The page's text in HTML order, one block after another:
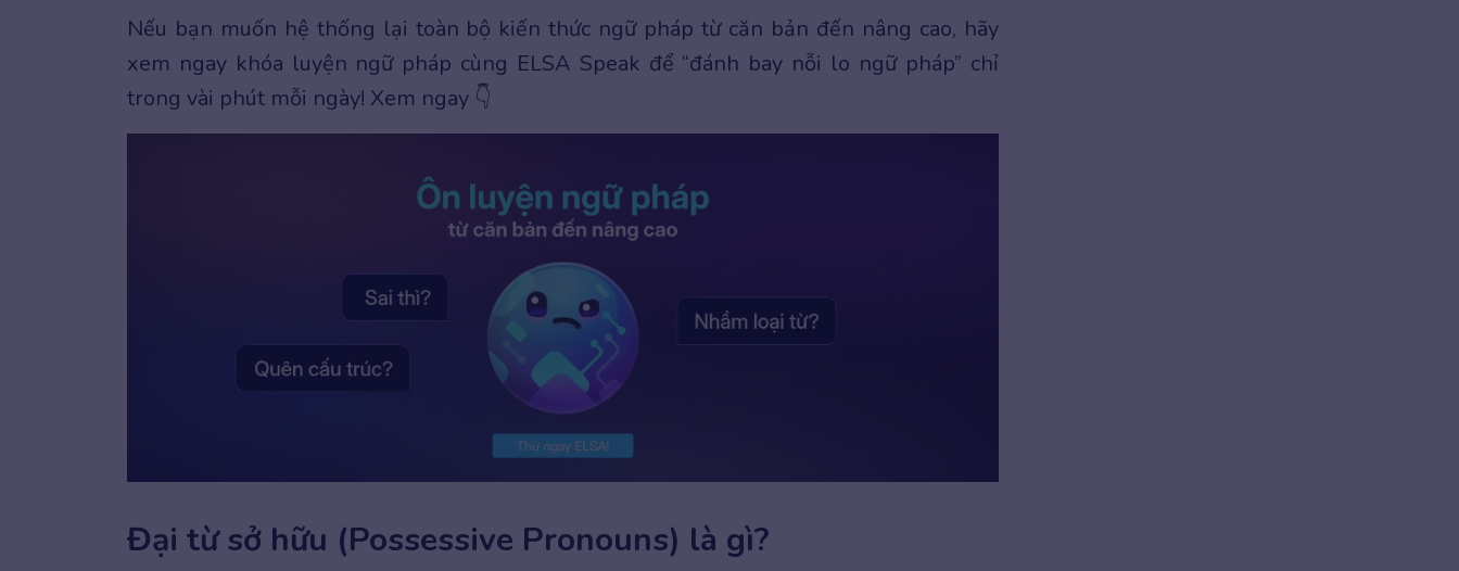
Nếu bạn muốn hệ thống lại toàn bộ kiến thức ngữ pháp từ căn bản đến nâng cao, hãy
xem ngay khóa luyện ngữ pháp cùng ELSA Speak để “đánh bay nỗi lo ngữ pháp” chỉ
trong vài phút mỗi ngày! Xem ngay 👇
Đại từ sở hữu (Possessive Pronouns) là gì?